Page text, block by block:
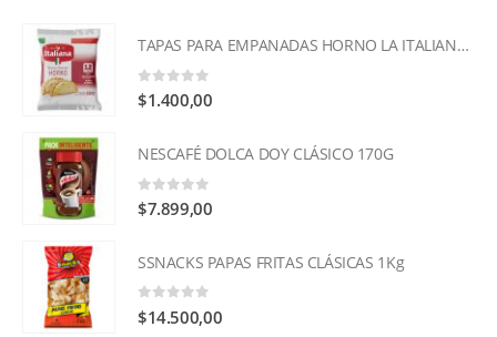
TAPAS PARA EMPANADAS HORNO LA ITALIANA x 12u
0 out of 5
$1.400,00
NESCAFÉ DOLCA DOY CLÁSICO 170G
0out of 5
$7.899,00
SSNACKS PAPAS FRITAS CLÁSICAS 1Kg
0 out of 5
$14.500,00